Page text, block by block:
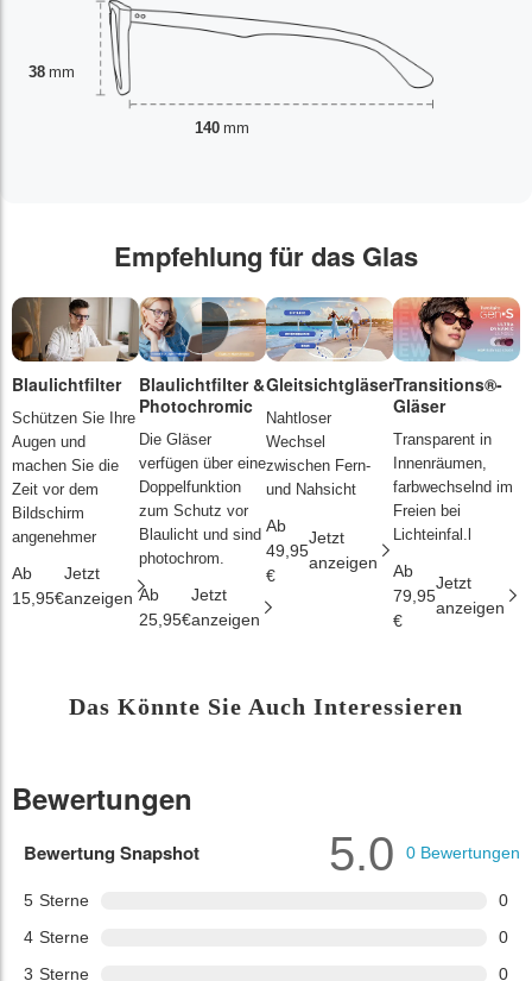
38 mm
140 mm
Empfehlung für das Glas
Blaulichtfilter
Schützen Sie Ihre
Augen und
machen Sie die
Zeit vor dem
Bildschirm
angenehmer
Ab
15,95€
Jetzt
anzeigen
Blaulichtfilter &
Photochromic
Die Gläser
verfügen über eine
Doppelfunktion
zum Schutz vor
Blaulicht und sind
photochrom.
Ab
25,95€
Jetzt
anzeigen
Gleitsichtgläser
Nahtloser
Wechsel
zwischen Fern-
und Nahsicht
Ab
49,95
€
Jetzt
anzeigen
Transitions®-
Gläser
Transparent in
Innenräumen,
farbwechselnd im
Freien bei
Lichteinfal.l
Ab
79,95
€
Jetzt
anzeigen
Das Könnte Sie Auch Interessieren
Bewertungen
Bewertung Snapshot
5 Sterne
0
4 Sterne
0
3 Sterne
0
5.0 0 Bewertungen